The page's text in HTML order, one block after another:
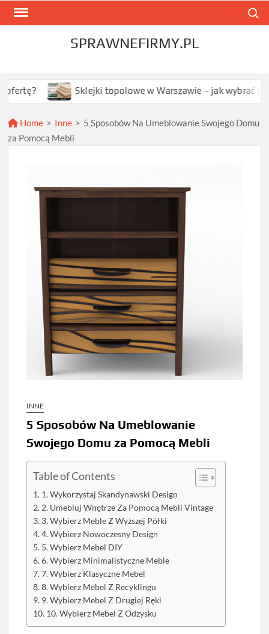
Skip
SPRAWNEFIRMY.PL
Sklejki topolowe w Warszawie – jak wybrać najlepszą
Home > Inne > 5 Sposobów Na Umeblowanie Swojego Domu
za Pomocą Mebli
INNE
5 Sposobów Na Umeblowanie
Swojego Domu za Pomocą Mebli
Table of Contents
1. Wykorzystaj Skandynawski Design
2. Umebluj Wnętrze Za Pomocą Mebli Vintage
3. Wybierz Meble Z Wyższej Półki
4. Wybierz Nowoczesny Design
5. Wybierz Mebel DIY
6. Wybierz Minimalistyczne Meble
7. Wybierz Klasyczne Mebel
8. Wybierz Mebel Z Recyklingu
9. Wybierz Mebel Z Drugiej Ręki
10. Wybierz Mebel Z Odzysku